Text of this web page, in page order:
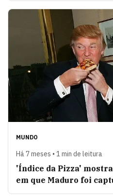
MUNDO
Há 7 meses • 1 min de leitura
'Índice da Pizza'
em que Maduro foi